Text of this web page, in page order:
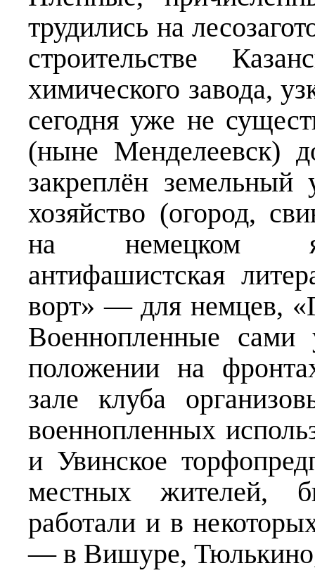
трудились на
строительстве
химического завода,
сегодня уже не
(ныне Менделеевск)
закреплён земельный
хозяйство (огород,
на немецком
антифашистская
ворт» — для немцев,
Военнопленные сами
положении на
зале клуба
военнопленных
и Увинское
местных жителей,
работали и в
— в Вишуре, Тюлькино,